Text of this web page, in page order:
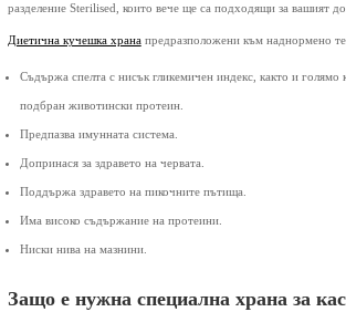
разделение Sterilised, които вече ще са подходящи за вашият
Диетична кучешка хранапредразположени към наднормено
Съдържа спелта с нисък гликемичен индекс, както и голямо
подбран животински протеин.
Предпазва имунната система.
Допринася за здравето на червата.
Поддържа здравето на пикочните пътища.
Има високо съдържание на протеини.
Ниски нива на мазнини.
Защо е нужна специална храна за